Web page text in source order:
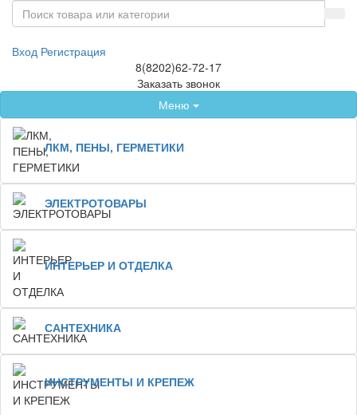
Вход Регистрация
8(8202)62-72-17
Заказать звонок
Меню
ЛКМ, ПЕНЫ, ГЕРМЕТИКИ
ЭЛЕКТРОТОВАРЫ
ИНТЕРЬЕР И ОТДЕЛКА
САНТЕХНИКА
ИНСТРУМЕНТЫ И КРЕПЕЖ